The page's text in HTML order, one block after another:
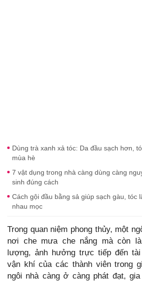
Dùng trà xanh xả tóc: Da đầu sạch hơn,
mùa hè
7 vật dụng trong nhà càng dùng càng
sinh đúng cách
Cách gội đầu bằng sả giúp sạch gàu, tóc
nhau mọc
Trong quan niệm phong thủy, một
nơi che mưa che nắng mà còn
lượng, ảnh hưởng trực tiếp đến
vận khí của các thành viên trong
ngôi nhà càng ở càng phát đạt,